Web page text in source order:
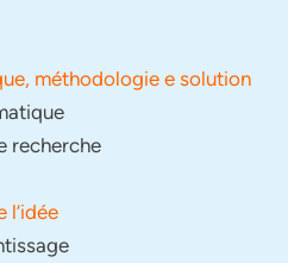
méthodologie e solution
recherche
l’idée